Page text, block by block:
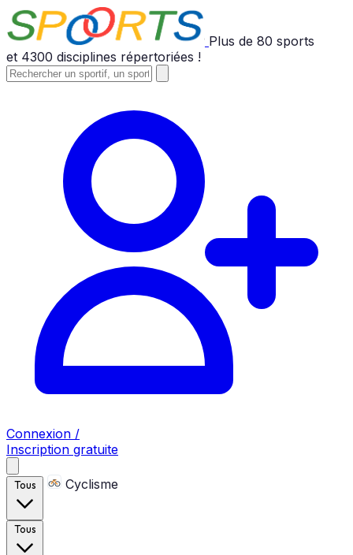
Plus de 80 sports
et 4300 disciplines répertoriées !
Connexion /
Inscription gratuite
Tous Cyclisme
Tous